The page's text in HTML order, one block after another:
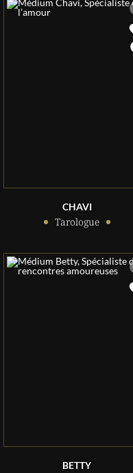
CHAVI
Tarologue
BETTY